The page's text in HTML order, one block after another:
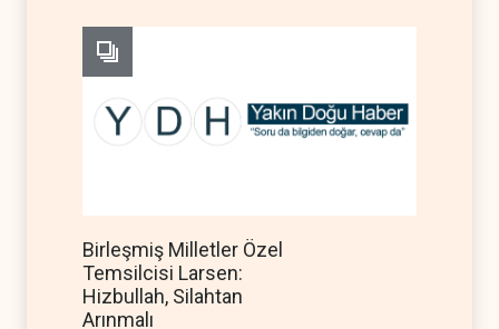
Birleşmiş Milletler Özel
Temsilcisi Larsen:
Hizbullah, Silahtan
Arınmalı